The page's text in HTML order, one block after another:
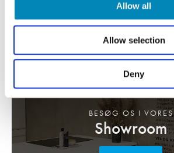
Allow all
Allow selection
Deny
Showroom
BESØG OS I VORES